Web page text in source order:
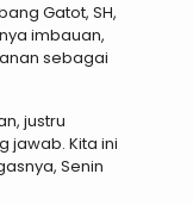
Gatot, SH,
imbauan,
sebagai
justru
jawab. Kita ini
Senin